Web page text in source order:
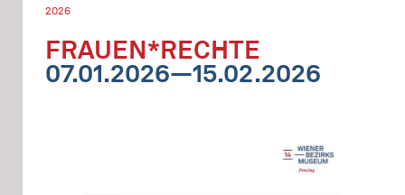
2026
FRAUEN*RECHTE
07.01.2026—15.02.2026